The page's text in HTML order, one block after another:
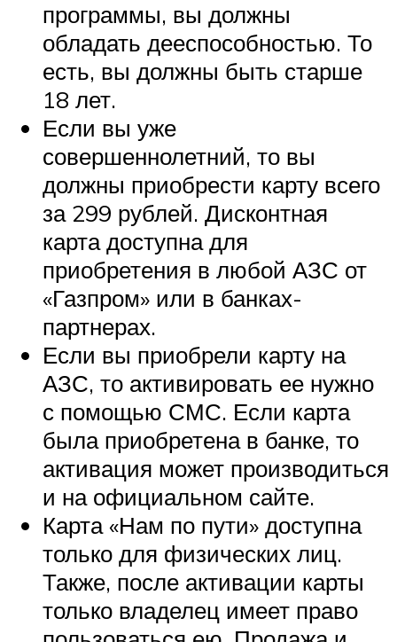
программы, вы должны
обладать дееспособностью. То
есть, вы должны быть старше
18 лет.
Если вы уже
совершеннолетний, то вы
должны приобрести карту всего
за 299 рублей. Дисконтная
карта доступна для
приобретения в любой АЗС от
«Газпром» или в банках-
партнерах.
Если вы приобрели карту на
АЗС, то активировать ее нужно
с помощью СМС. Если карта
была приобретена в банке, то
активация может производиться
и на официальном сайте.
Карта «Нам по пути» доступна
только для физических лиц.
Также, после активации карты
только владелец имеет право